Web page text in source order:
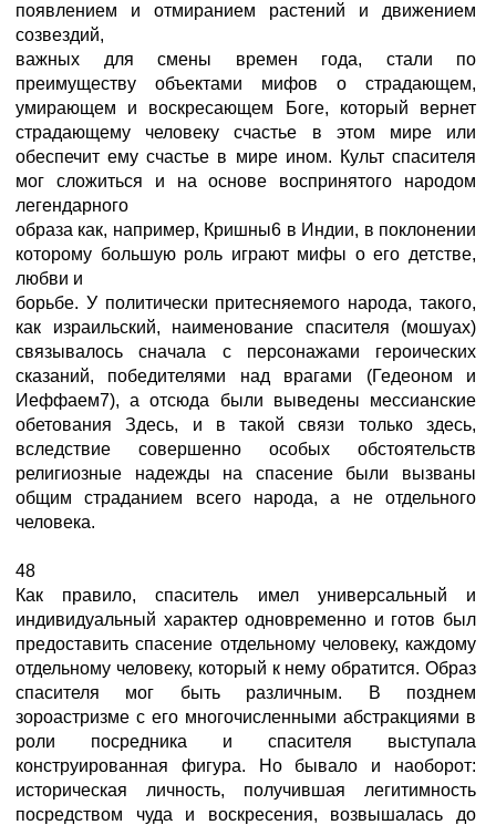
появлением и отмиранием растений и движением
созвездий,
важных для смены времен года, стали по
преимуществу объектами мифов о страдающем,
умирающем и воскресающем Боге, который вернет
страдающему человеку счастье в этом мире или
обеспечит ему счастье в мире ином. Культ спасителя
мог сложиться и на основе воспринятого народом
легендарного
образа как, например, Кришны6 в Индии, в поклонении
которому большую роль играют мифы о его детстве,
любви и
борьбе. У политически притесняемого народа, такого,
как израильский, наименование спасителя (мошуах)
связывалось сначала с персонажами героических
сказаний, победителями над врагами (Гедеоном и
Иеффаем7), а отсюда были выведены мессианские
обетования Здесь, и в такой связи только здесь,
вследствие совершенно особых обстоятельств
религиозные надежды на спасение были вызваны
общим страданием всего народа, а не отдельного
человека.
48
Как правило, спаситель имел универсальный и
индивидуальный характер одновременно и готов был
предоставить спасение отдельному человеку, каждому
отдельному человеку, который к нему обратится. Образ
спасителя мог быть различным. В позднем
зороастризме с его многочисленными абстракциями в
роли посредника и спасителя выступала
конструированная фигура. Но бывало и наоборот:
историческая личность, получившая легитимность
посредством чуда и воскресения, возвышалась до